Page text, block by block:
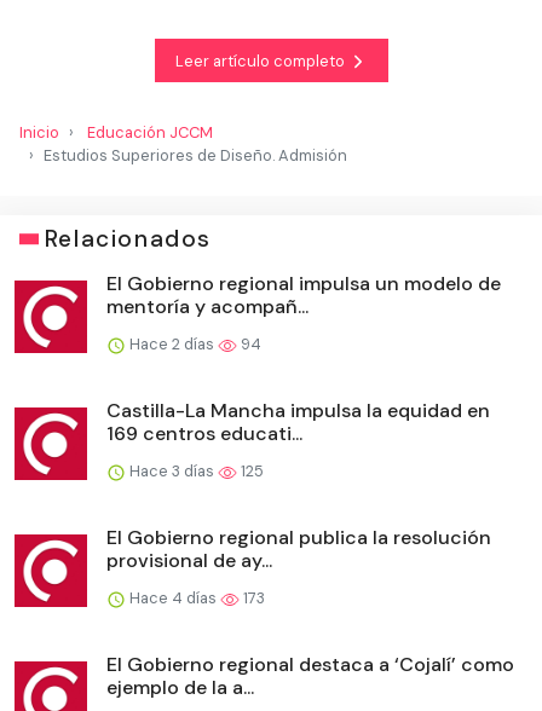
Leer artículo completo
Inicio
Educación JCCM
Estudios Superiores de Diseño. Admisión
Relacionados
El Gobierno regional impulsa un modelo de
mentoría y acompañ...
Hace 2 días 94
Castilla-La Mancha impulsa la equidad en
169 centros educati...
Hace 3 días 125
El Gobierno regional publica la resolución
provisional de ay...
Hace 4 días 173
El Gobierno regional destaca a ‘Cojalí’ como
ejemplo de la a...